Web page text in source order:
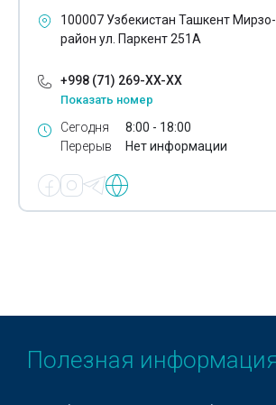
Мебельные салоны
Мебельные фабрики
Металлическая мебель
Офисная мебель
Пластмассовая мебель
Школьная мебель
100007 Узбекистан Ташкент
район ул. Паркент 251А
+998 (71) 269-XX-XX
Показать номер
Сегодня
Перерыв
8:00 - 18:00
Нет информации
Полезная